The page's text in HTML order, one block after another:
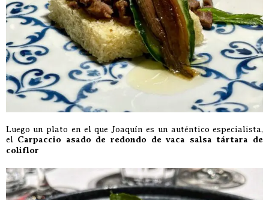
Luego un plato en el que Joaquín es un auténtico especialista,
el Carpaccio asado de redondo de vaca salsa tártara de
coliflor